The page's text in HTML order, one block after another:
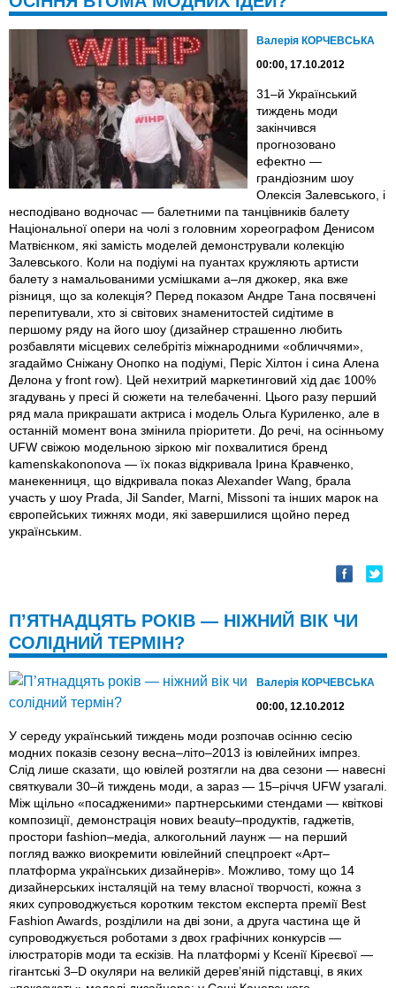
Валерія КОРЧЕВСЬКА
00:00, 17.10.2012
31–й Український
тиждень моди
закінчився
прогнозовано
ефектно —
грандіозним шоу
Олексія Залевського, і
несподівано водночас — балетними па танцівників балету
Національної опери на чолі з головним хореографом Денисом
Матвієнком, які замість моделей демонстрували колекцію
Залевського. Коли на подіумі на пуантах кружляють артисти
балету з намальованими усмішками а–ля джокер, яка вже
різниця, що за колекція? Перед показом Андре Тана посвячені
перепитували, хто зі світових знаменитостей сидітиме в
першому ряду на його шоу (дизайнер страшенно любить
розбавляти місцевих селебрітіз міжнародними «обличчями»,
згадаймо Сніжану Онопко на подіумі, Періс Хілтон і сина Алена
Делона у front row). Цей нехитрий маркетинговий хід дає 100%
згадувань у пресі й сюжети на телебаченні. Цього разу перший
ряд мала прикрашати актриса і модель Ольга Куриленко, але в
останній момент вона змінила пріоритети. До речі, на осінньому
UFW свіжою модельною зіркою міг похвалитися бренд
kamenskakononova — їх показ відкривала Ірина Кравченко,
манекенниця, що відкривала показ Alexander Wang, брала
участь у шоу Prada, Jil Sander, Marni, Missoni та інших марок на
європейських тижнях моди, які завершилися щойно перед
українським.
П’ЯТНАДЦЯТЬ РОКIВ — НIЖНИЙ ВIК ЧИ
СОЛIДНИЙ ТЕРМIН?
Валерія КОРЧЕВСЬКА
00:00, 12.10.2012
У середу український тиждень моди розпочав осінню сесію
модних показів сезону весна–літо–2013 із ювілейних імпрез.
Слід лише сказати, що ювілей розтягли на два сезони — навесні
святкували 30–й тиждень моди, а зараз — 15–річчя UFW узагалі.
Між щільно «посадженими» партнерськими стендами — квіткові
композиції, демонстрація нових beаuty–продуктів, гаджетів,
простори fashion–медіа, алкогольний лаунж — на перший
погляд важко виокремити ювілейний спецпроект «Арт–
платформа українських дизайнерів». Можливо, тому що 14
дизайнерських інсталяцій на тему власної творчості, кожна з
яких супроводжується коротким текстом експерта премії Best
Fashion Awards, розділили на дві зони, а друга частина ще й
супроводжується роботами з двох графічних конкурсів —
ілюстраторів моди та ескізів. На платформі у Ксенії Кіреєвої —
гігантські 3–D окуляри на великій дерев’яній підставці, в яких